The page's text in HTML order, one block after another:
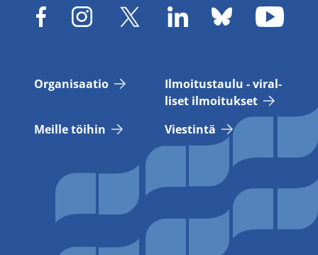
Or­ga­ni­saa­tio
Il­moi­tus­tau­lu - vi­ral­
li­set il­moi­tuk­set
Meil­le töi­hin
Vies­tin­tä